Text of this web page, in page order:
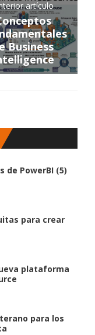
artículo
Business
de PowerBI (5)
para crear
plataforma
para los